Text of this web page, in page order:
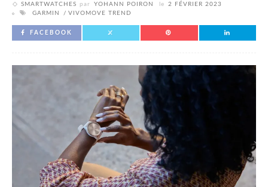
SMARTWATCHES par YOHANN POIRON le
2 FÉVRIER 2023
GARMIN
VIVOMOVE TREND
FACEBOOK